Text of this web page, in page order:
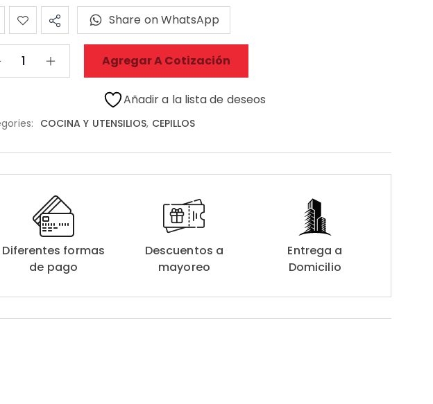
Agregar A Cotización
Share on WhatsApp
Añadir a la lista de deseos
COCINA Y UTENSILIOS, CEPILLOS
Diferentes formas
de pago
Descuentos a
mayoreo
Entrega a
Domicilio